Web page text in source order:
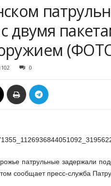
двумя
0
патрульные задержали
сообщает пресс-служба